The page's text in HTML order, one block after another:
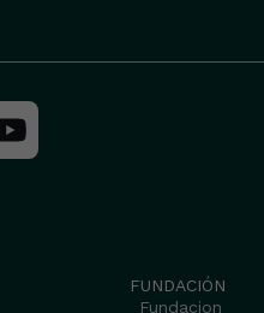
FUNDACIÓN
Fundacion